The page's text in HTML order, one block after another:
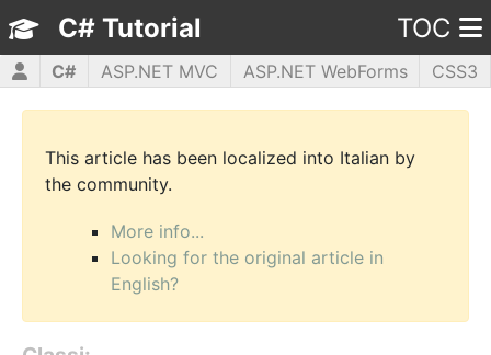
C# Tutorial TOC
C# ASP.NET MVC ASP.NET WebForms
CSS3
HTML5
JavaScript jQuery PHP5 WPF
This article has been localized into Italian by
the community.
More info...
Looking for the original article in
English?